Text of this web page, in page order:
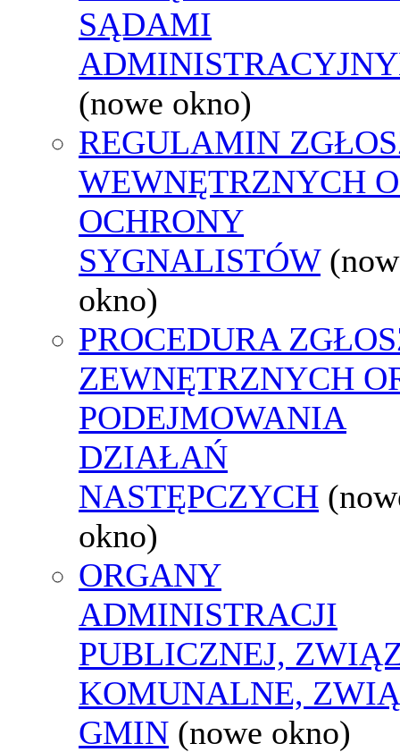
SĄDAMI
(nowe okno)
REGULAMIN
WEWNĘTRZNYCH
OCHRONY
SYGNALISTÓW
okno)
PROCEDURA
ZEWNĘTRZNYCH
PODEJMOWANIA
DZIAŁAŃ
NASTĘPCZYCH
okno)
ORGANY
ADMINISTRACJI
PUBLICZNEJ,
KOMUNALNE,
GMIN (nowe okno)